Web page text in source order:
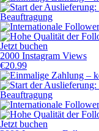
Beauftragung
Jetzt buchen
2000 Instagram Views
€20.99
Beauftragung
Jetzt buchen